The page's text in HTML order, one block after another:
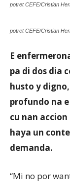
Noticia
Aruba
potret CEFE/Cristian
potret CEFE/Cristian
E
pa di dos dia
husto y
profundo na
cu nan
haya un
demanda.
“Mi no por